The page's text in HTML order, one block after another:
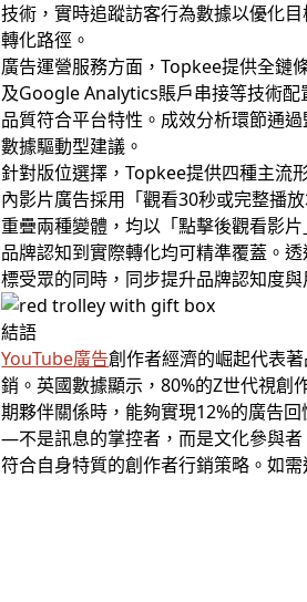
技術，實時追蹤訪客行為數據以優化
轉化路徑。
廣告運營服務方面，Topkee提供全鏈
及Google Analytics賬戶串接等技術
品質符合平台特性。成效分析環節通
數據驅動型建議。
針對版位選擇，Topkee提供四種主流
內影片廣告採用「觀看30秒或完整播
重疊兩種變體，均以「點擊後觀看影
品牌認知到實際轉化均可精準覆蓋。
標受眾的同時，同步提升品牌認知度
結語
YouTube廣告創作者經濟的崛起代表
銷。英國數據顯示，80%的Z世代視創
期夥伴關係時，能夠實現12%的廣告
—不是訊息的掌控者，而是文化參與
符合自身特質的創作者行銷策略。如